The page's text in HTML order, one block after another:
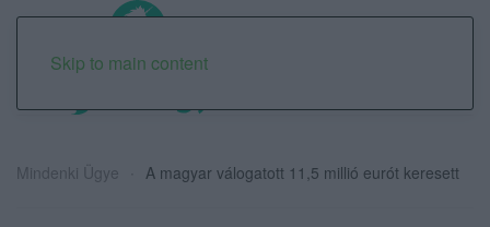
Skip to main content
Mindenki Ügye A magyar válogatott 11,5 millió eurót keresett